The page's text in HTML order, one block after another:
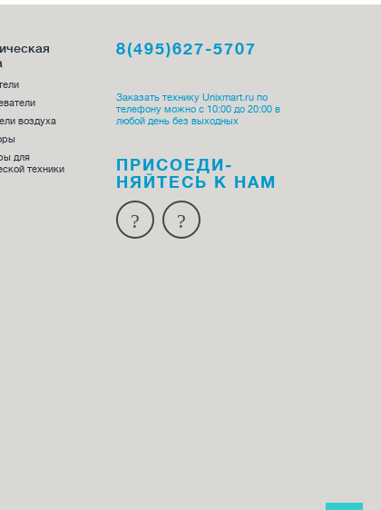
воздуха
для
техники
8(495)627-5707
Заказать технику Unixmart.ru по
телефону можно с 10:00 до 20:00 в
любой день без выходных
ПРИСОЕДИ­
НЯЙТЕСЬ К НАМ